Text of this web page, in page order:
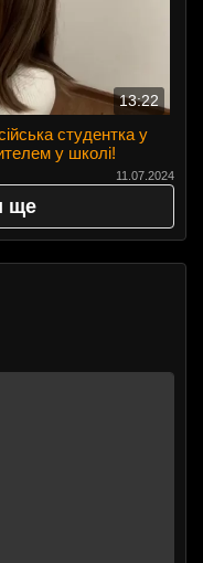
13:22
студентка у
у школі!
11.07.2024
ще